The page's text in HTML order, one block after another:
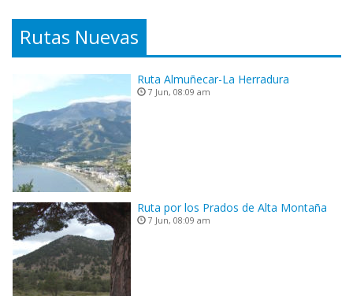
Rutas Nuevas
Ruta Almuñecar-La Herradura
7 Jun, 08:09 am
Ruta por los Prados de Alta Montaña
7 Jun, 08:09 am